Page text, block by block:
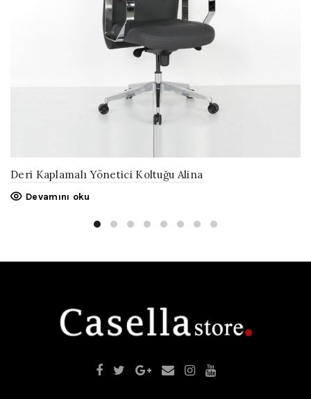
Deri Kaplamalı Yönetici Koltuğu Alina
Devamını oku